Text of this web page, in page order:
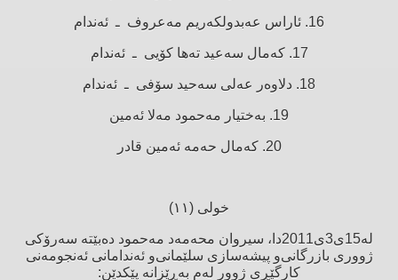
16. ئاراس عەبدولکەریم مەعروف ـ ئەندام
17. کەمال سەعید تەها کۆیی ـ ئەندام
18. دلاوەر عەلی سەحید سۆفی ـ ئەندام
19. بەختیار مەحمود مەلا ئەمین
20. کەمال حەمە ئەمین قادر
خولی (١١)
لە15ی3ی2011دا، سیروان محەمەد مەحمود دەبێتە سەرۆکی
ژووری بازرگانی‌و پیشەسازی سلێمانی‌و ئەندامانی ئەنجومەنی
کارگێڕی ژوور لەم بەڕێزانە پێکدێن: